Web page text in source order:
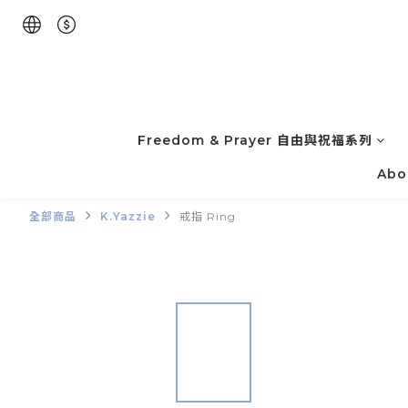
Freedom & Prayer 自由與祝福系列
全部商品 K.Yazzie 戒指 Ring